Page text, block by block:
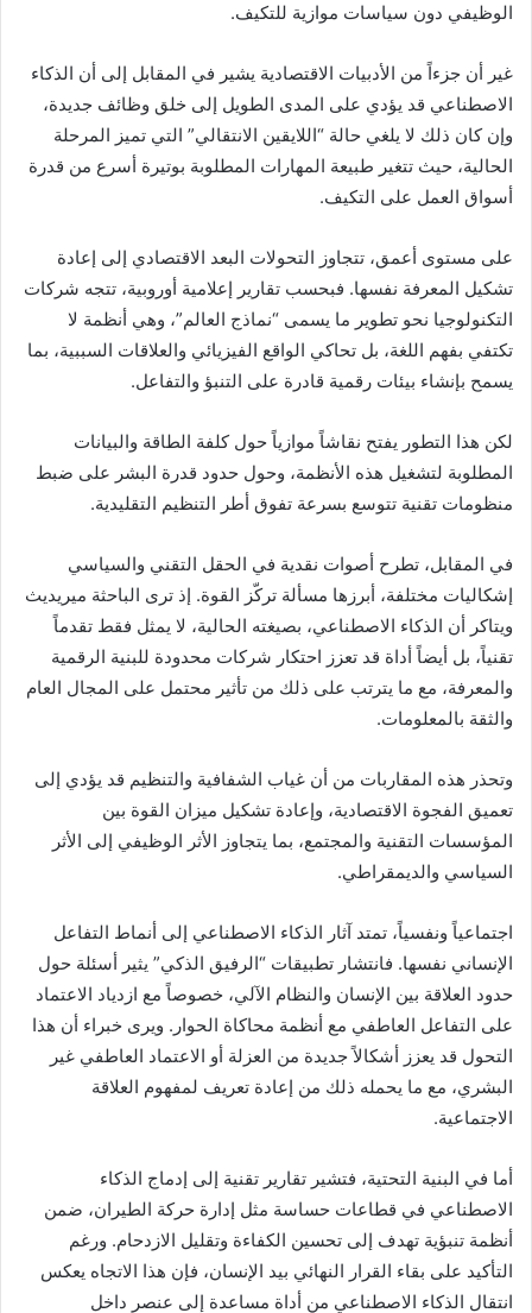
الوظيفي دون سياسات موازية للتكيف.
غير أن جزءاً من الأدبيات الاقتصادية يشير في المقابل إلى أن الذكاء
الاصطناعي قد يؤدي على المدى الطويل إلى خلق وظائف جديدة،
وإن كان ذلك لا يلغي حالة “اللايقين الانتقالي” التي تميز المرحلة
الحالية، حيث تتغير طبيعة المهارات المطلوبة بوتيرة أسرع من قدرة
أسواق العمل على التكيف.
على مستوى أعمق، تتجاوز التحولات البعد الاقتصادي إلى إعادة
تشكيل المعرفة نفسها. فبحسب تقارير إعلامية أوروبية، تتجه شركات
التكنولوجيا نحو تطوير ما يسمى “نماذج العالم”، وهي أنظمة لا
تكتفي بفهم اللغة، بل تحاكي الواقع الفيزيائي والعلاقات السببية، بما
يسمح بإنشاء بيئات رقمية قادرة على التنبؤ والتفاعل.
لكن هذا التطور يفتح نقاشاً موازياً حول كلفة الطاقة والبيانات
المطلوبة لتشغيل هذه الأنظمة، وحول حدود قدرة البشر على ضبط
منظومات تقنية تتوسع بسرعة تفوق أطر التنظيم التقليدية.
في المقابل، تطرح أصوات نقدية في الحقل التقني والسياسي
إشكاليات مختلفة، أبرزها مسألة تركّز القوة. إذ ترى الباحثة ميريديث
ويتاكر أن الذكاء الاصطناعي، بصيغته الحالية، لا يمثل فقط تقدماً
تقنياً، بل أيضاً أداة قد تعزز احتكار شركات محدودة للبنية الرقمية
والمعرفة، مع ما يترتب على ذلك من تأثير محتمل على المجال العام
والثقة بالمعلومات.
وتحذر هذه المقاربات من أن غياب الشفافية والتنظيم قد يؤدي إلى
تعميق الفجوة الاقتصادية، وإعادة تشكيل ميزان القوة بين
المؤسسات التقنية والمجتمع، بما يتجاوز الأثر الوظيفي إلى الأثر
السياسي والديمقراطي.
اجتماعياً ونفسياً، تمتد آثار الذكاء الاصطناعي إلى أنماط التفاعل
الإنساني نفسها. فانتشار تطبيقات “الرفيق الذكي” يثير أسئلة حول
حدود العلاقة بين الإنسان والنظام الآلي، خصوصاً مع ازدياد الاعتماد
على التفاعل العاطفي مع أنظمة محاكاة الحوار. ويرى خبراء أن هذا
التحول قد يعزز أشكالاً جديدة من العزلة أو الاعتماد العاطفي غير
البشري، مع ما يحمله ذلك من إعادة تعريف لمفهوم العلاقة
الاجتماعية.
أما في البنية التحتية، فتشير تقارير تقنية إلى إدماج الذكاء
الاصطناعي في قطاعات حساسة مثل إدارة حركة الطيران، ضمن
أنظمة تنبؤية تهدف إلى تحسين الكفاءة وتقليل الازدحام. ورغم
التأكيد على بقاء القرار النهائي بيد الإنسان، فإن هذا الاتجاه يعكس
انتقال الذكاء الاصطناعي من أداة مساعدة إلى عنصر داخل